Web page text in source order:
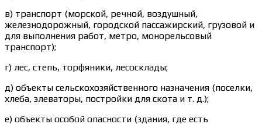
в) транспорт (морской, речной, воздушный,
железнодорожный, городской пассажирский, грузовой и
для выполнения работ, метро, монорельсовый
транспорт);
г) лес, степь, торфяники, лесосклады;
д) объекты сельскохозяйственного назначения (поселки,
хлеба, элеваторы, постройки для скота и т. д.);
е) объекты особой опасности (здания, где есть